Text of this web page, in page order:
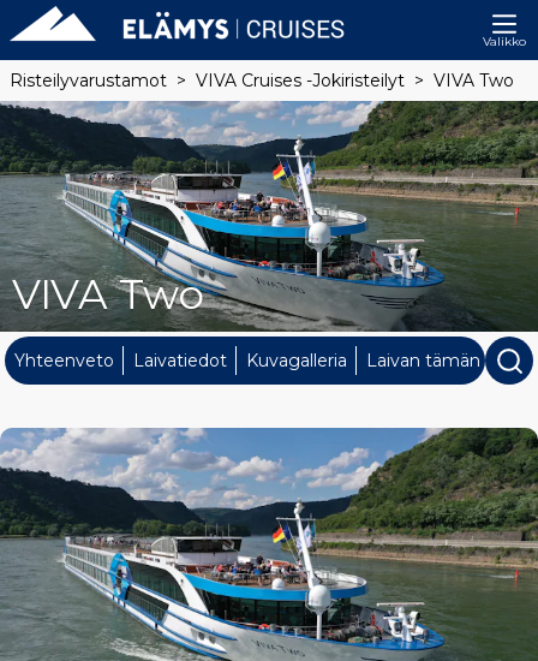
Valikko
Risteilyvarustamot VIVA Cruises -jokiristeilyt VIVA Two
VIVA Two
Yhteenveto Laivatiedot Kuvagalleria Laivan tämän